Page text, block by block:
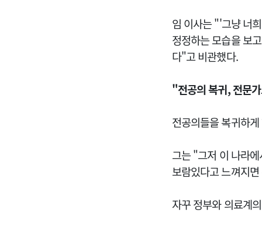
임 이사는 "'그냥 너
정정하는 모습을 보
다"고 비관했다.
"전공의 복귀, 전문
전공의들을 복귀하
그는 "그저 이 나라
보람있다고 느껴지
자꾸 정부와 의료계